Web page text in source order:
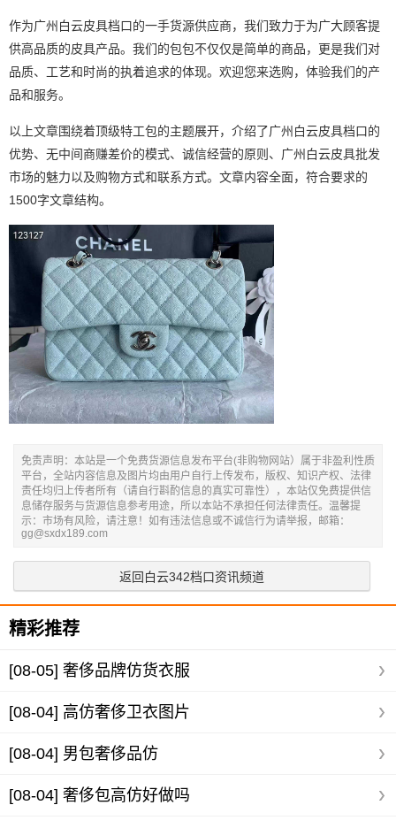
作为广州白云皮具档口的一手货源供应商，我们致力于为广大顾客提
供高品质的皮具产品。我们的包包不仅仅是简单的商品，更是我们对
品质、工艺和时尚的执着追求的体现。欢迎您来选购，体验我们的产
品和服务。
以上文章围绕着顶级特工包的主题展开，介绍了广州白云皮具档口的
优势、无中间商赚差价的模式、诚信经营的原则、广州白云皮具批发
市场的魅力以及购物方式和联系方式。文章内容全面，符合要求的
1500字文章结构。
免责声明：本站是一个免费货源信息发布平台(非购物网站）属于非盈利性质
平台，全站内容信息及图片均由用户自行上传发布，版权、知识产权、法律
责任均归上传者所有（请自行斟酌信息的真实可靠性），本站仅免费提供信
息储存服务与货源信息参考用途，所以本站不承担任何法律责任。温馨提
示：市场有风险，请注意！如有违法信息或不诚信行为请举报，邮箱：
gg@sxdx189.com
返回白云342档口资讯频道
精彩推荐
[08-05] 奢侈品牌仿货衣服
[08-04] 高仿奢侈卫衣图片
[08-04] 男包奢侈品仿
[08-04] 奢侈包高仿好做吗